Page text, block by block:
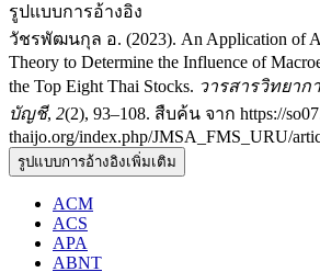
รูปแบบการอ้างอิง
วัชรพัฒนกุล อ. (2023). An Application of
Theory to Determine the Influence of
the Top Eight Thai Stocks. วารสารวิทยาก
บัญชี, 2(2), 93–108. สืบค้น จาก https://
thaijo.org/index.php/JMSA_FMS_URU/
รูปแบบการอ้างอิงเพิ่มเติม
ACM
ACS
APA
ABNT